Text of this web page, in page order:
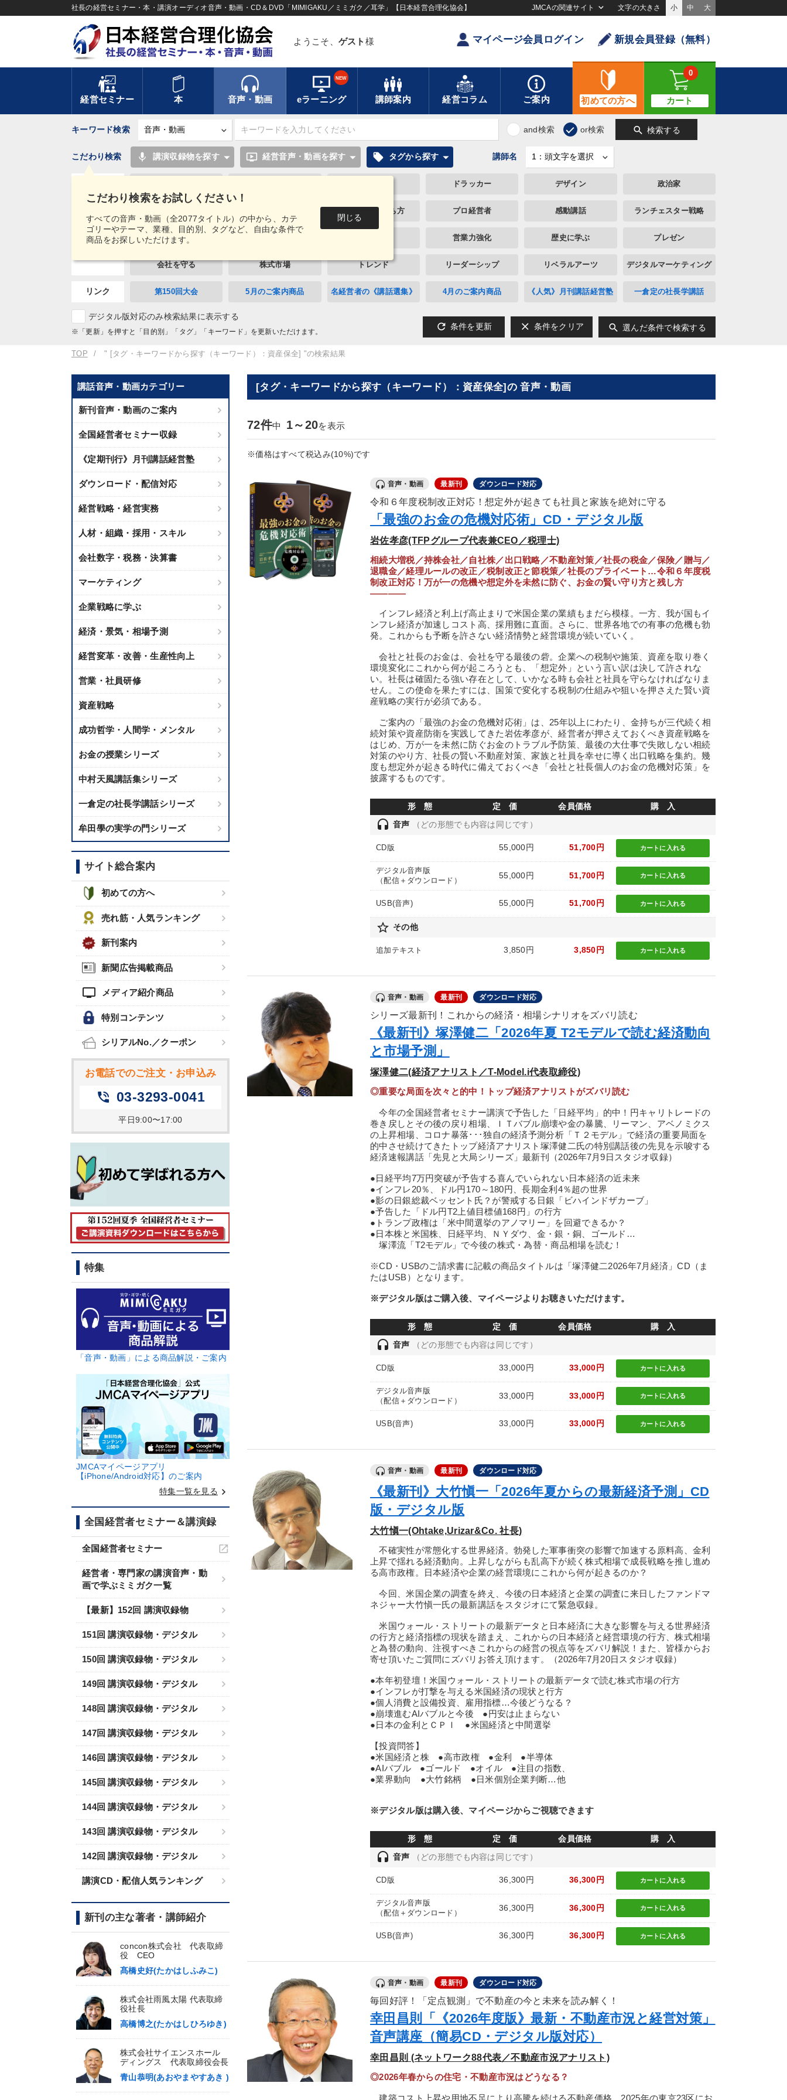
社長の経営セミナー・本・講演オーディオ音声・動画・CD＆DVD「MIMIGAKU／ミミガク／耳学」【日本経営合理化協会】 JMCAの関連サイト 文字の大きさ 小 中 大
ようこそ、 ゲスト 様 マイページ会員ログイン 新規会員登録（無料）
経営セミナー 本 音声・動画 eラーニング
NEW
講師案内 経営コラム ご案内 初めての方へ カート
0
キーワード検索 and検索 or検索 search 検索する
こだわり検索をお試しください！
すべての音声・動画（全2077タイトル）の中から、カテ
ゴリーやテーマ、業種、目的別、タグなど、自由な条件で
商品をお探しいただけます。
閉じる
こだわり検索 mic 講演収録物を探す ondemand_video 経営音声・動画を探す local_offer タグから探す 講師名
タグ・
キーワード
ドラッカー デザイン 政治家
地方企業の勝ち方 プロ経営者 感動講話 ランチェスター戦略
不動産 営業力強化 歴史に学ぶ プレゼン
会社を守る 株式市場 トレンド リーダーシップ リベラルアーツ デジタルマーケティング
リンク 第150回大会 5月のご案内商品 名経営者の《講話選集》 4月のご案内商品 《人気》月刊講話経営塾 一倉定の社長学講話
デジタル版対応のみ検索結果に表示する
※「更新」を押すと「目的別」「タグ」「キーワード」を更新いただけます。 refresh 条件を更新 clear 条件をクリア search 選んだ条件で検索する
TOP " [タグ・キーワードから探す（キーワード）：資産保全] "の検索結果
講話音声・動画カテゴリー
新刊音声・動画のご案内
全国経営者セミナー収録
《定期刊行》月刊講話経営塾
ダウンロード・配信対応
経営戦略・経営実務
人材・組織・採用・スキル
会社数字・税務・決算書
マーケティング
企業戦略に学ぶ
経済・景気・相場予測
経営変革・改善・生産性向上
営業・社員研修
資産戦略
成功哲学・人間学・メンタル
お金の授業シリーズ
中村天風講話集シリーズ
一倉定の社長学講話シリーズ
牟田學の実学の門シリーズ
サイト総合案内
初めての方へ
売れ筋・人気ランキング
新刊案内
新聞広告掲載商品
tv メディア紹介商品
特別コンテンツ
シリアルNo.／クーポン
お電話でのご注文・お申込み
phone_in_talk 03-3293-0041
平日9:00〜17:00
特集
「音声・動画」による商品解説・ご案内
JMCAマイページアプリ
【iPhone/Android対応】のご案内
特集一覧を見る keyboard_arrow_right
全国経営者セミナー＆講演録
全国経営者セミナー
経営者・専門家の講演音声・動
画で学ぶミミガク一覧
【最新】152回 講演収録物
151回 講演収録物・デジタル
150回 講演収録物・デジタル
149回 講演収録物・デジタル
148回 講演収録物・デジタル
147回 講演収録物・デジタル
146回 講演収録物・デジタル
145回 講演収録物・デジタル
144回 講演収録物・デジタル
143回 講演収録物・デジタル
142回 講演収録物・デジタル
講演CD・配信人気ランキング
新刊の主な著者・講師紹介
concon株式会社 代表取締
役 CEO
髙橋史好(たかはしふみこ)
株式会社雨風太陽 代表取締
役社長
高橋博之(たかはしひろゆき)
株式会社サイエンスホール
ディングス 代表取締役会長
青山恭明(あおやまやすあき )
[タグ・キーワードから探す（キーワード）：資産保全]の 音声・動画
72件中 1～20を表示
※価格はすべて税込み(10%)です
音声・動画 最新刊 ダウンロード対応
令和６年度税制改正対応！想定外が起きても社員と家族を絶対に守る
「最強のお金の危機対応術」CD・デジタル版
岩佐孝彦(TFPグループ代表兼CEO／税理士)
相続大増税／持株会社／自社株／出口戦略／不動産対策／社長の税金／保険／贈与／
退職金／経理ルールの改正／税制改正と節税策／社長のプライベート…令和６年度税
制改正対応！万が一の危機や想定外を未然に防ぐ、お金の賢い守り方と残し方
――――
インフレ経済と利上げ高止まりで米国企業の業績もまだら模様。一方、我が国もイ
ンフレ経済が加速しコスト高、採用難に直面。さらに、世界各地での有事の危機も勃
発。これからも予断を許さない経済情勢と経営環境が続いていく。
会社と社長のお金は、会社を守る最後の砦。企業への税制や施策、資産を取り巻く
環境変化にこれから何が起ころうとも、「想定外」という言い訳は決して許されな
い。社長は確固たる強い存在として、いかなる時も会社と社員を守らなければなりま
せん。この使命を果たすには、国策で変化する税制の仕組みや狙いを押さえた賢い資
産戦略の実行が必須である。
ご案内の「最強のお金の危機対応術」は、25年以上にわたり、金持ちが三代続く相
続対策や資産防衛を実践してきた岩佐孝彦が、経営者が押さえておくべき資産戦略を
はじめ、万が一を未然に防ぐお金のトラブル予防策、最後の大仕事で失敗しない相続
対策のやり方、社長の賢い不動産対策、家族と社員を幸せに導く出口戦略を集約。幾
度も想定外が起きる時代に備えておくべき「会社と社長個人のお金の危機対応策」を
披露するものです。
形 態 定 価 会員価格 購 入
headset 音声 （どの形態でも内容は同じです）
CD版 55,000円 51,700円 カートに 入れる
デジタル音声版
（配信＋ダウンロード）
55,000円 51,700円 カートに 入れる
USB(音声) 55,000円 51,700円 カートに 入れる
star_border その他
追加テキスト 3,850円 3,850円 カートに 入れる
音声・動画 最新刊 ダウンロード対応
シリーズ最新刊！これからの経済・相場シナリオをズバリ読む
《最新刊》塚澤健二「2026年夏 T2モデルで読む経済動向
と市場予測」
塚澤健二(経済アナリスト／T-Model.i代表取締役)
◎重要な局面を次々と的中！トップ経済アナリストがズバリ読む
今年の全国経営者セミナー講演で予告した「日経平均」的中！円キャリトレードの
巻き戻しとその後の戻り相場、ＩＴバブル崩壊や金の暴騰、リーマン、アベノミクス
の上昇相場、コロナ暴落･･･独自の経済予測分析「Ｔ２モデル」で経済の重要局面を
的中させ続けてきたトップ経済アナリスト塚澤健二氏の特別講話後の先見を示唆する
経済速報講話「先見と大局シリーズ」最新刊（2026年7月9日スタジオ収録）
●日経平均7万円突破が予告する喜んでいられない日本経済の近未来
●インフレ20％、ドル円170～180円、長期金利4％超の世界
●影の日銀総裁ベッセント氏？が警戒する日銀「ビハインドザカーブ」
●予告した「ドル円T2上値目標値168円」の行方
●トランプ政権は「米中間選挙のアノマリー」を回避できるか？
●日本株と米国株、日経平均、ＮＹダウ、金・銀・銅、ゴールド…
塚澤流「T2モデル」で今後の株式・為替・商品相場を読む！
※CD・USBのご請求書に記載の商品タイトルは「塚澤健二2026年7月経済」CD（ま
たはUSB）となります。
※デジタル版はご購入後、マイページよりお聴きいただけます。
形 態 定 価 会員価格 購 入
headset 音声 （どの形態でも内容は同じです）
CD版 33,000円 33,000円 カートに 入れる
デジタル音声版
（配信＋ダウンロード）
33,000円 33,000円 カートに 入れる
USB(音声) 33,000円 33,000円 カートに 入れる
音声・動画 最新刊 ダウンロード対応
《最新刊》大竹愼一「2026年夏からの最新経済予測」CD
版・デジタル版
大竹愼一(Ohtake,Urizar&Co. 社長)
不確実性が常態化する世界経済。勃発した軍事衝突の影響で加速する原料高、金利
上昇で揺れる経済動向。上昇しながらも乱高下が続く株式相場で成長戦略を推し進め
る高市政権。日本経済や企業の経営環境にこれから何が起きるのか？
今回、米国企業の調査を終え、今後の日本経済と企業の調査に来日したファンドマ
ネジャー大竹愼一氏の最新講話をスタジオにて緊急収録。
米国ウォール・ストリートの最新データと日本経済に大きな影響を与える世界経済
の行方と経済指標の現状を踏まえ、これからの日本経済と経営環境の行方、株式相場
と為替の動向、注視すべきこれからの経営の視点等をズバリ解説！また、皆様からお
寄せ頂いたご質問にズバリお答え頂けます。（2026年7月20日スタジオ収録）
●本年初登壇！米国ウォール・ストリートの最新データで読む株式市場の行方
●インフレが打撃を与える米国経済の現状と行方
●個人消費と設備投資、雇用指標…今後どうなる？
●崩壊進むAIバブルと今後 ●円安は止まらない
●日本の金利とＣＰＩ ●米国経済と中間選挙
【投資問答】
●米国経済と株 ●高市政権 ●金利 ●半導体
●AIバブル ●ゴールド ●オイル ●注目の指数、
●業界動向 ●大竹銘柄 ●日米個別企業判断…他
※デジタル版は購入後、マイページからご視聴できます
形 態 定 価 会員価格 購 入
headset 音声 （どの形態でも内容は同じです）
CD版 36,300円 36,300円 カートに 入れる
デジタル音声版
（配信＋ダウンロード）
36,300円 36,300円 カートに 入れる
USB(音声) 36,300円 36,300円 カートに 入れる
音声・動画 最新刊 ダウンロード対応
毎回好評！「定点観測」で不動産の今と未来を読み解く！
幸田昌則「《2026年度版》最新・不動産市況と経営対策」
音声講座（簡易CD・デジタル版対応）
幸田昌則 (ネットワーク88代表／不動産市況アナリスト)
◎2026年春からの住宅・不動産市況はどうなる？